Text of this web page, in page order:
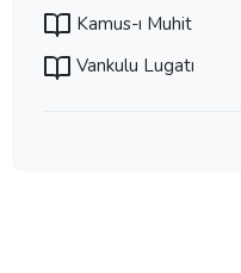
Kamus-ı Muhit
Vankulu Lugatı